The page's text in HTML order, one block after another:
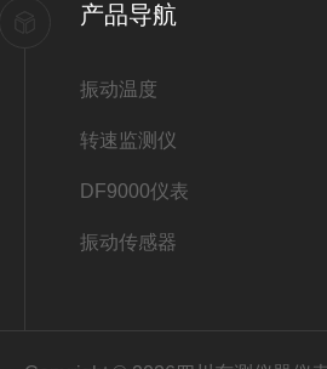
产品导航
振动温度
转速监测仪
DF9000仪表
振动传感器